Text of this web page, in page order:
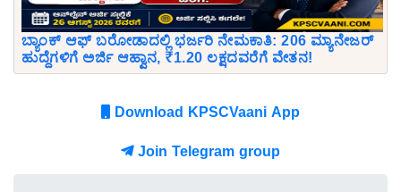
ಬ್ಯಾಂಕ್ ಆಫ್ ಬರೋಡಾದಲ್ಲಿ ಭರ್ಜರಿ ನೇಮಕಾತಿ: 206 ಮ್ಯಾನೇಜರ್
ಹುದ್ದೆಗಳಿಗೆ ಅರ್ಜಿ ಆಹ್ವಾನ, ₹1.20 ಲಕ್ಷದವರೆಗೆ ವೇತನ!
Download KPSCVaani App
Join Telegram group